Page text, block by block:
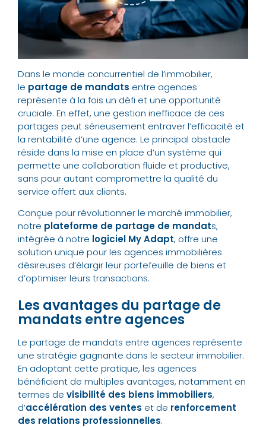
Dans le monde concurrentiel de l’immobilier,
le partage de mandats entre agences
représente à la fois un défi et une opportunité
cruciale. En effet, une gestion inefficace de ces
partages peut sérieusement entraver l’efficacité et
la rentabilité d’une agence. Le principal obstacle
réside dans la mise en place d’un système qui
permette une collaboration fluide et productive,
sans pour autant compromettre la qualité du
service offert aux clients.
Conçue pour révolutionner le marché immobilier,
notre plateforme de partage de mandats,
intégrée à notre logiciel My Adapt, offre une
solution unique pour les agences immobilières
désireuses d’élargir leur portefeuille de biens et
d’optimiser leurs transactions.
Les avantages du partage de
mandats entre agences
Le partage de mandats entre agences représente
une stratégie gagnante dans le secteur immobilier.
En adoptant cette pratique, les agences
bénéficient de multiples avantages, notamment en
termes de visibilité des biens immobiliers,
d’accélération des ventes et de renforcement
des relations professionnelles.